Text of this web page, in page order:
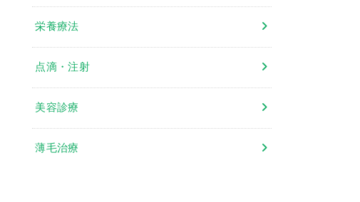
栄養療法
点滴・注射
美容診療
薄毛治療